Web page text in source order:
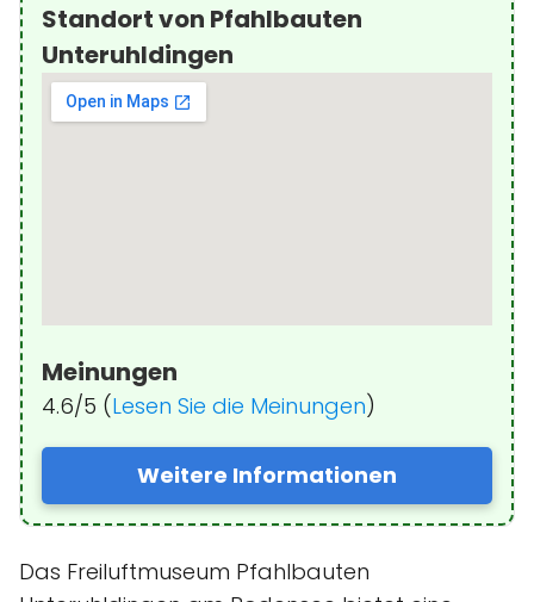
Standort von Pfahlbauten
Unteruhldingen
Meinungen
4.6/5 (Lesen Sie die Meinungen)
Weitere Informationen
Das Freiluftmuseum Pfahlbauten